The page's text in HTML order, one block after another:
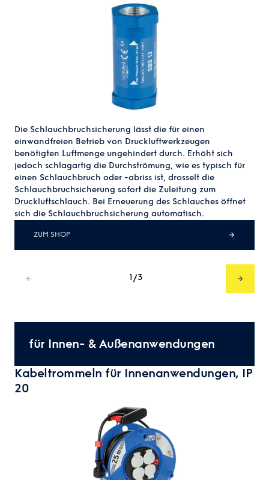
Die Schlauchbruchsicherung lässt die für einen
einwandfreien Betrieb von Druckluftwerkzeugen
benötigten Luftmenge ungehindert durch. Erhöht sich
jedoch schlagartig die Durchströmung, wie es typisch für
einen Schlauchbruch oder -abriss ist, drosselt die
Schlauchbruchsicherung sofort die Zuleitung zum
Druckluftschlauch. Bei Erneuerung des Schlauches öffnet
sich die Schlauchbruchsicherung automatisch.
ZUM SHOP
1/3
für Innen- & Außenanwendungen
Kabeltrommeln für Innenanwendungen, IP
20